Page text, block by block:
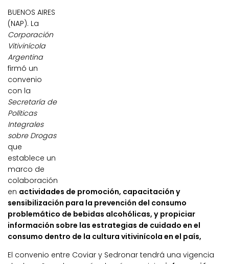
BUENOS AIRES
(NAP). La
Corporación
Vitivinícola
Argentina
firmó un
convenio
con la
Secretaría de
Políticas
Integrales
sobre Drogas
que
establece un
marco de
colaboración
en actividades de promoción, capacitación y
sensibilización para la prevención del consumo
problemático de bebidas alcohólicas, y propiciar
información sobre las estrategias de cuidado en el
consumo dentro de la cultura vitivinícola en el país,
El convenio entre Coviar y Sedronar tendrá una vigencia